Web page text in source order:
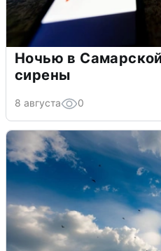
Ночью в
сирены
8 августа 0